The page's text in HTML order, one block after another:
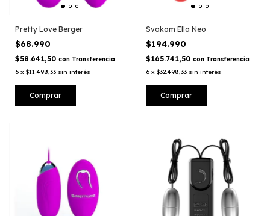
Pretty Love Berger
$68.990
$58.641,50 con Transferencia
6 x $11.498,33 sin interés
Svakom Ella Neo
$194.990
$165.741,50 con Transferencia
6 x $32.498,33 sin interés